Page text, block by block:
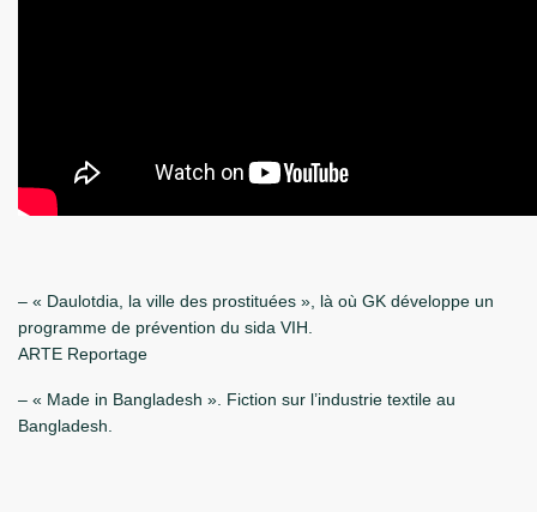
– « Daulotdia, la ville des prostituées », là où GK développe un
programme de prévention du sida VIH.
ARTE Reportage
– « Made in Bangladesh ». Fiction sur l’industrie textile au
Bangladesh.